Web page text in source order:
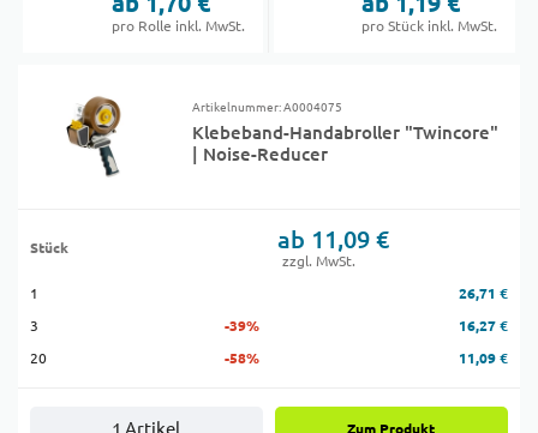
pro Rolle inkl. MwSt. pro Stück inkl. MwSt.
Artikelnummer: A0004075
Klebeband-Handabroller "Twincore"
| Noise-Reducer
Stück ab 11,09 €
zzgl. MwSt.
1
26,71 €
3
-39%
16,27 €
20
-58% 11,09 €
Zum Produkt